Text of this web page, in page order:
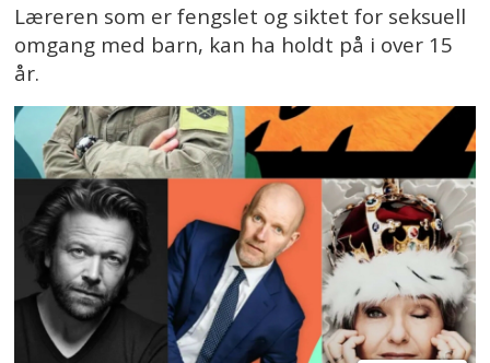
Læreren som er fengslet og siktet for seksuell
omgang med barn, kan ha holdt på i over 15
år.